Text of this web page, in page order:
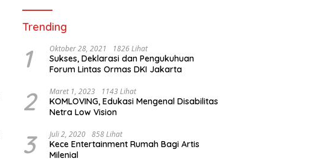
Trending
1 Oktober 28, 2021 1826 Lihat
Sukses, Deklarasi dan Pengukuhuan
Forum Lintas Ormas DKI Jakarta
2 Maret 1, 2023 1143 Lihat
KOMLOVING, Edukasi Mengenal Disabilitas
Netra Low Vision
3 Juli 2, 2020 858 Lihat
Kece Entertainment Rumah Bagi Artis
Milenial